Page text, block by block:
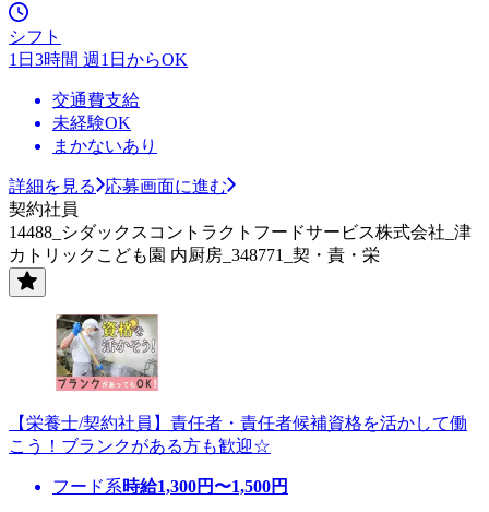
シフト
1日3時間 週1日からOK
交通費支給
未経験OK
まかないあり
詳細を見る
応募画面に進む
契約社員
14488_シダックスコントラクトフードサービス株式会社_津
カトリックこども園 内厨房_348771_契・責・栄
【栄養士/契約社員】責任者・責任者候補資格を活かして働
こう！ブランクがある方も歓迎☆
フード系時給1,300円〜1,500円